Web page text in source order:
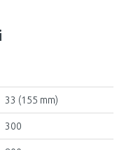
33 (155 mm)
300